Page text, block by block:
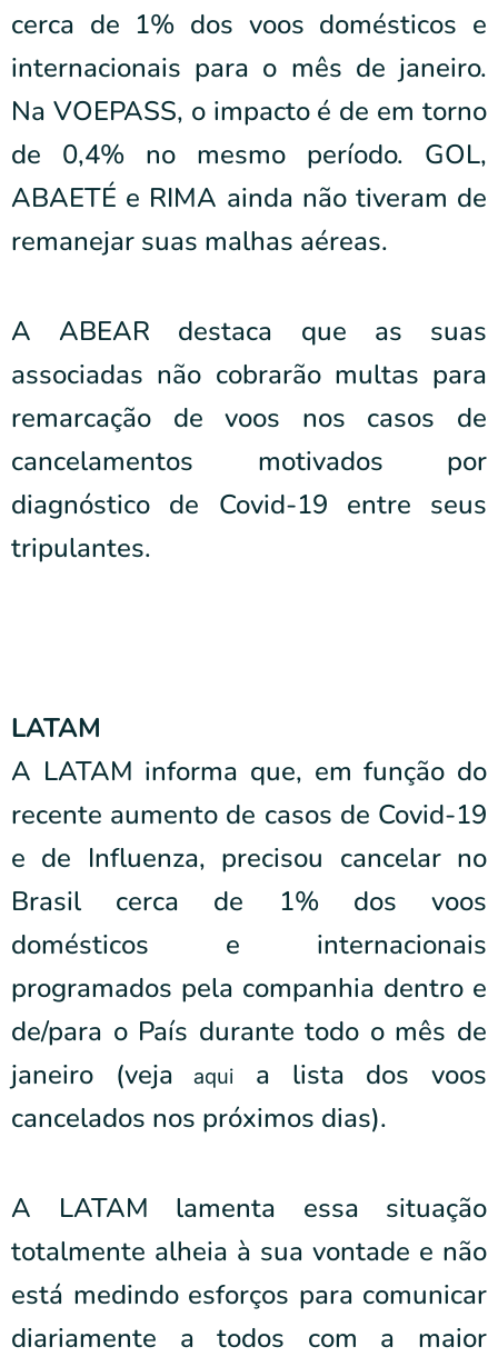
cerca de 1% dos voos domésticos e
internacionais para o mês de janeiro.
Na VOEPASS, o impacto é de em torno
de 0,4% no mesmo período. GOL,
ABAETÉ e RIMA ainda não tiveram de
remanejar suas malhas aéreas.
A ABEAR destaca que as suas
associadas não cobrarão multas para
remarcação de voos nos casos de
cancelamentos motivados por
diagnóstico de Covid-19 entre seus
tripulantes.
LATAM
A LATAM informa que, em função do
recente aumento de casos de Covid-19
e de Influenza, precisou cancelar no
Brasil cerca de 1% dos voos
domésticos e internacionais
programados pela companhia dentro e
de/para o País durante todo o mês de
janeiro (veja aqui
a lista dos voos
cancelados nos próximos dias).
A LATAM lamenta essa situação
totalmente alheia à sua vontade e não
está medindo esforços para comunicar
diariamente a todos com a maior